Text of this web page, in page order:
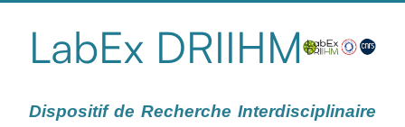
LabEx DRIIHM
Dispositif de Recherche Interdisciplinaire